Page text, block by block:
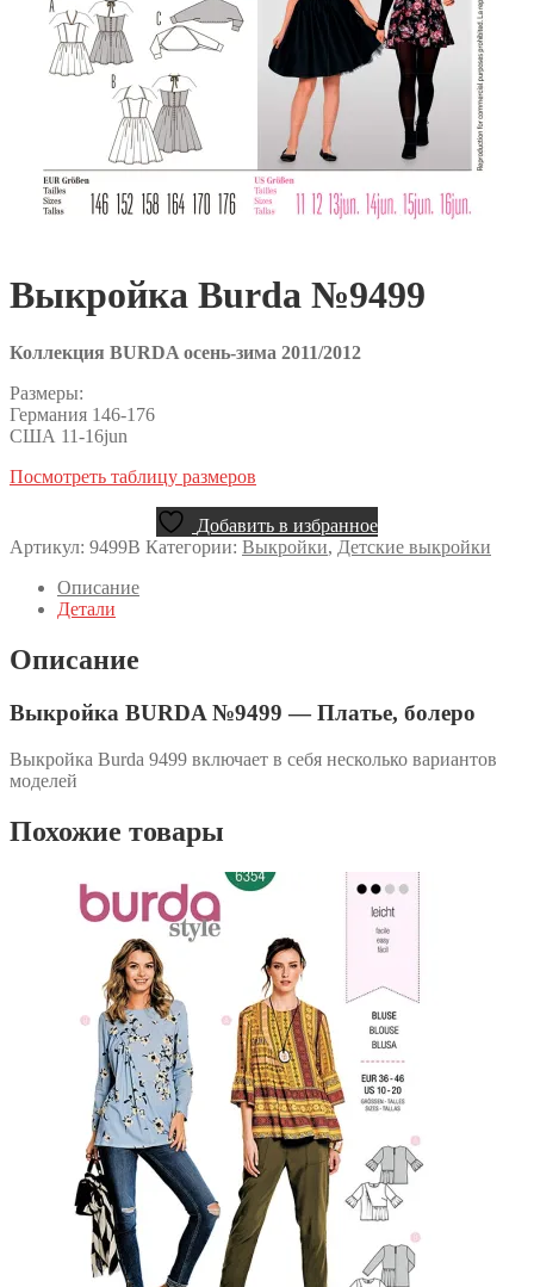
Выкройка Burda №9499
Коллекция BURDA осень-зима 2011/2012
Размеры:
Германия 146-176
США 11-16jun
Посмотреть таблицу размеров
Добавить в избранное
Артикул: 9499B Категории: Выкройки, Детские выкройки
Описание
Детали
Описание
Выкройка BURDA №9499 — Платье, болеро
Выкройка Burda 9499 включает в себя несколько вариантов
моделей
Похожие товары